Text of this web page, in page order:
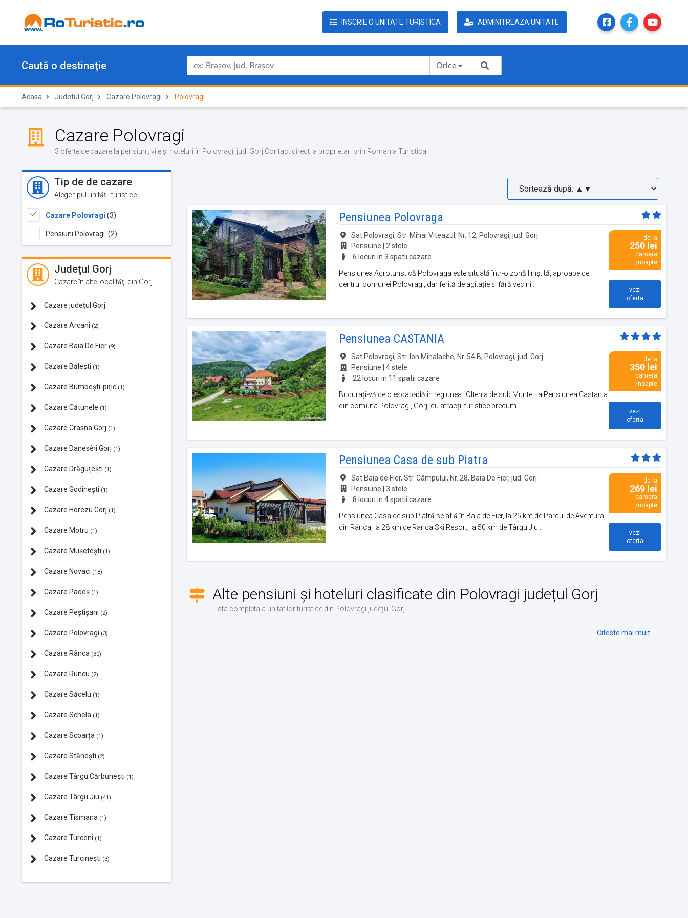
INSCRIE O UNITATE TURISTICA ADMINITREAZA UNITATE
Caută o destinaţie Orice
Acasa Judetul Gorj Cazare Polovragi Polovragi
Cazare Polovragi
3 oferte de cazare la pensiuni, vile și hoteluri în Polovragi, jud. Gorj Contact direct la proprietari prin Romania Turistica!
Tip de de cazare
Alege tipul unității turistice
Cazare Polovragi (3)
Pensiuni Polovragi (2)
Judeţul Gorj
Cazare în alte localităţi din Gorj
Cazare judeţul Gorj
Cazare Arcani (2)
Cazare Baia De Fier (9)
Cazare Bălești (1)
Cazare Bumbești-pițic (1)
Cazare Cătunele (1)
Cazare Crasna Gorj (1)
Cazare Danesè›i Gorj (1)
Cazare Drăguțești (1)
Cazare Godinești (1)
Cazare Horezu Gorj (1)
Cazare Motru (1)
Cazare Mușetești (1)
Cazare Novaci (18)
Cazare Padeș (1)
Cazare Peștișani (2)
Cazare Polovragi (3)
Cazare Rânca (30)
Cazare Runcu (2)
Cazare Săcelu (1)
Cazare Schela (1)
Cazare Scoarța (1)
Cazare Stănești (2)
Cazare Târgu Cărbunești (1)
Cazare Târgu Jiu (41)
Cazare Tismana (1)
Cazare Turceni (1)
Cazare Turcinești (3)
Pensiunea Polovraga
Sat Polovragi, Str. Mihai Viteazul, Nr. 12, Polovragi, jud. Gorj
Pensiune | 2 stele
6 locuri in 3 spatii cazare
Pensiunea Agroturistică Polovraga este situată într-o zonă liniștită, aproape de
centrul comunei Polovragi, dar ferită de agitație și fără vecini...
de la
250 lei
camera
/noapte
vezi
oferta
Pensiunea CASTANIA
Sat Polovragi, Str. Ion Mihalache, Nr. 54 B, Polovragi, jud. Gorj
Pensiune | 4 stele
22 locuri in 11 spatii cazare
Bucurați-vă de o escapadă în regiunea "Oltenia de sub Munte" la Pensiunea Castania
din comuna Polovragi, Gorj, cu atracții turistice precum...
de la
350 lei
camera
/noapte
vezi
oferta
Pensiunea Casa de sub Piatra
Sat Baia de Fier, Str. Câmpului, Nr. 28, Baia De Fier, jud. Gorj
Pensiune | 3 stele
8 locuri in 4 spatii cazare
Pensiunea Casa de sub Piatră se află în Baia de Fier, la 25 km de Parcul de Aventura
din Rânca, la 28 km de Ranca Ski Resort, la 50 km de Târgu Jiu...
de la
269 lei
camera
/noapte
vezi
oferta
Alte pensiuni și hoteluri clasificate din Polovragi județul Gorj
Lista completa a unitatilor turistice din Polovragi județul Gorj
Citeste mai mult...